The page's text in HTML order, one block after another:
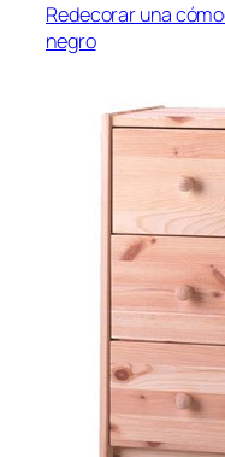
Redecorar una
negro